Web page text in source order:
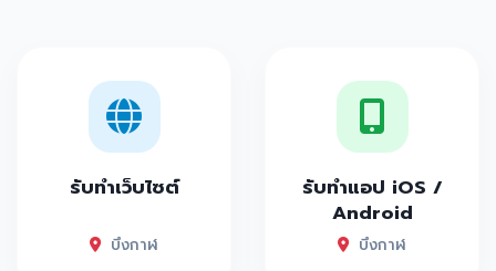
รับทำเว็บไซต์
บึงกาฬ
รับทำแอป iOS /
Android
บึงกาฬ